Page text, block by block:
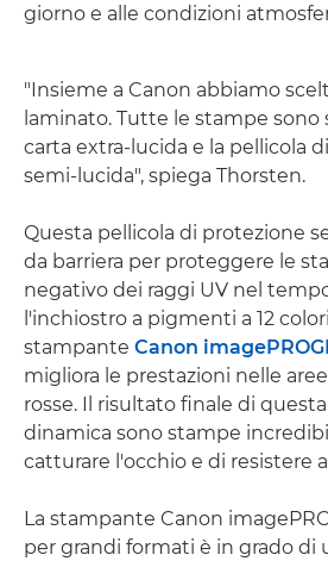
giorno e alle condizioni
"Insieme a Canon abbiamo
laminato. Tutte le stampe sono
carta extra-lucida e la pellicola
semi-lucida", spiega Thorsten.
Questa pellicola di protezione
da barriera per proteggere le
negativo dei raggi UV nel
l'inchiostro a pigmenti a 12
stampante Canon
migliora le prestazioni nelle
rosse. Il risultato finale di
dinamica sono stampe
catturare l'occhio e di resistere
La stampante Canon
per grandi formati è in grado di